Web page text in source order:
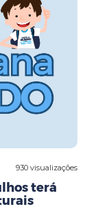
930 visualizações
terá